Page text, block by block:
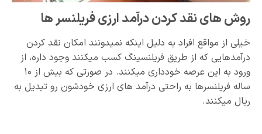
روش های نقد کردن درآمد ارزی فریلنسر ها
خیلی از مواقع افراد به دلیل اینکه نمیدونند امکان نقد کردن
درآمدهایی که از طریق فریلنسینگ کسب میکنند وجود داره، از
ورود به این عرصه خودداری میکنند. در صورتی که بیش از ۱۰
ساله فریلنسرها به راحتی درآمد های ارزی خودشون رو تبدیل به
ریال میکنند.